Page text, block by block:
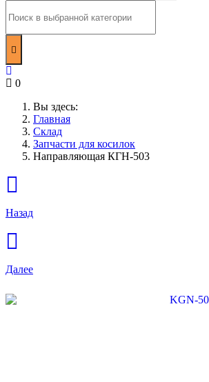
0
Вы здесь:
Главная
Склад
Запчасти для косилок
Направляющая КГН-503
Назад
Далее